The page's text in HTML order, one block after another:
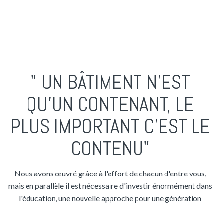
" UN BÂTIMENT N'EST
QU'UN CONTENANT, LE
PLUS IMPORTANT C'EST LE
CONTENU"
Nous avons œuvré grâce à l'effort de chacun d'entre vous,
mais en parallèle il est nécessaire d'investir énormément dans
l'éducation, une nouvelle approche pour une génération